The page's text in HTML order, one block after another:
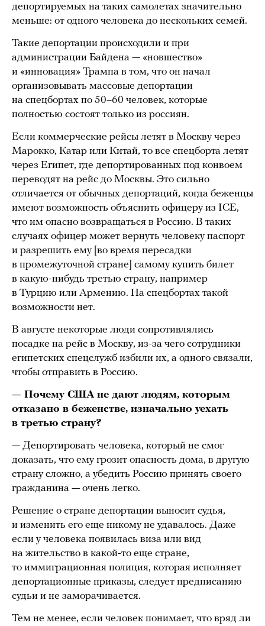
депортируемых на таких самолетах значительно
меньше: от одного человека до нескольких семей.
Такие депортации происходили и при
администрации Байдена — «новшество»
и «инновация» Трампа в том, что он начал
организовывать массовые депортации
на спецбортах по 50–60 человек, которые
полностью состоят только из россиян.
Если коммерческие рейсы летят в Москву через
Марокко, Катар или Китай, то все спецборта летят
через Египет, где депортированных под конвоем
переводят на рейс до Москвы. Это сильно
отличается от обычных депортаций, когда беженцы
имеют возможность объяснить офицеру из ICE,
что им опасно возвращаться в Россию. В таких
случаях офицер может вернуть человеку паспорт
и разрешить ему [во время пересадки
в промежуточной стране] самому купить билет
в какую-нибудь третью страну, например
в Турцию или Армению. На спецбортах такой
возможности нет.
В августе некоторые люди сопротивлялись
посадке на рейс в Москву, из-за чего сотрудники
египетских спецслужб избили их, а одного связали,
чтобы отправить в Россию.
— Почему США не дают людям, которым
отказано в беженстве, изначально уехать
в третью страну?
— Депортировать человека, который не смог
доказать, что ему грозит опасность дома, в другую
страну сложно, а убедить Россию принять своего
гражданина — очень легко.
Решение о стране депортации выносит судья,
и изменить его еще никому не удавалось. Даже
если у человека появилась виза или вид
на жительство в какой-то еще стране,
то иммиграционная полиция, которая исполняет
депортационные приказы, следует предписанию
судьи и не заморачивается.
Тем не менее, если человек понимает, что вряд ли